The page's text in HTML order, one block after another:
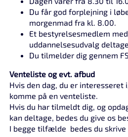
Du får god forplejning i
morgenmad fra kl. 8.00.
Et bestyrelsesmedlem
uddannelsesudvalg
Du tilmelder dig gennem
Venteliste og evt. afbud
Hvis den dag, du er interesseret
komme på en venteliste.
Hvis du har tilmeldt dig, og
kan deltage, bedes du give os
I begge tilfælde bedes du skrive